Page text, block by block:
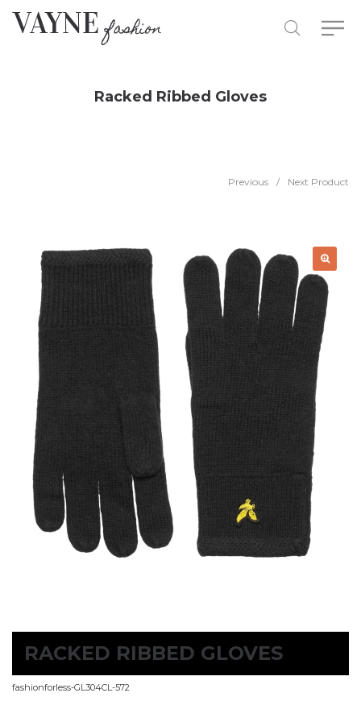
Racked Ribbed Gloves
Previous / Next Product
RACKED RIBBED GLOVES
fashionforless-GL304CL-572